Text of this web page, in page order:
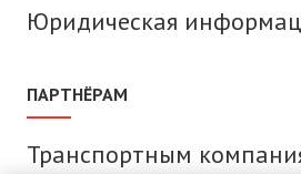
Юридическая
ПАРТНЁРАМ
Транспортным